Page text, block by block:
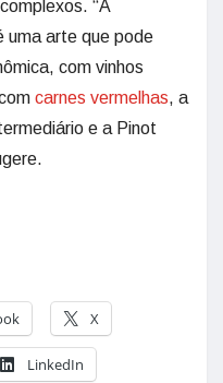
“A
uma arte que pode
com vinhos
carnes vermelhas, a
e a Pinot
X
LinkedIn